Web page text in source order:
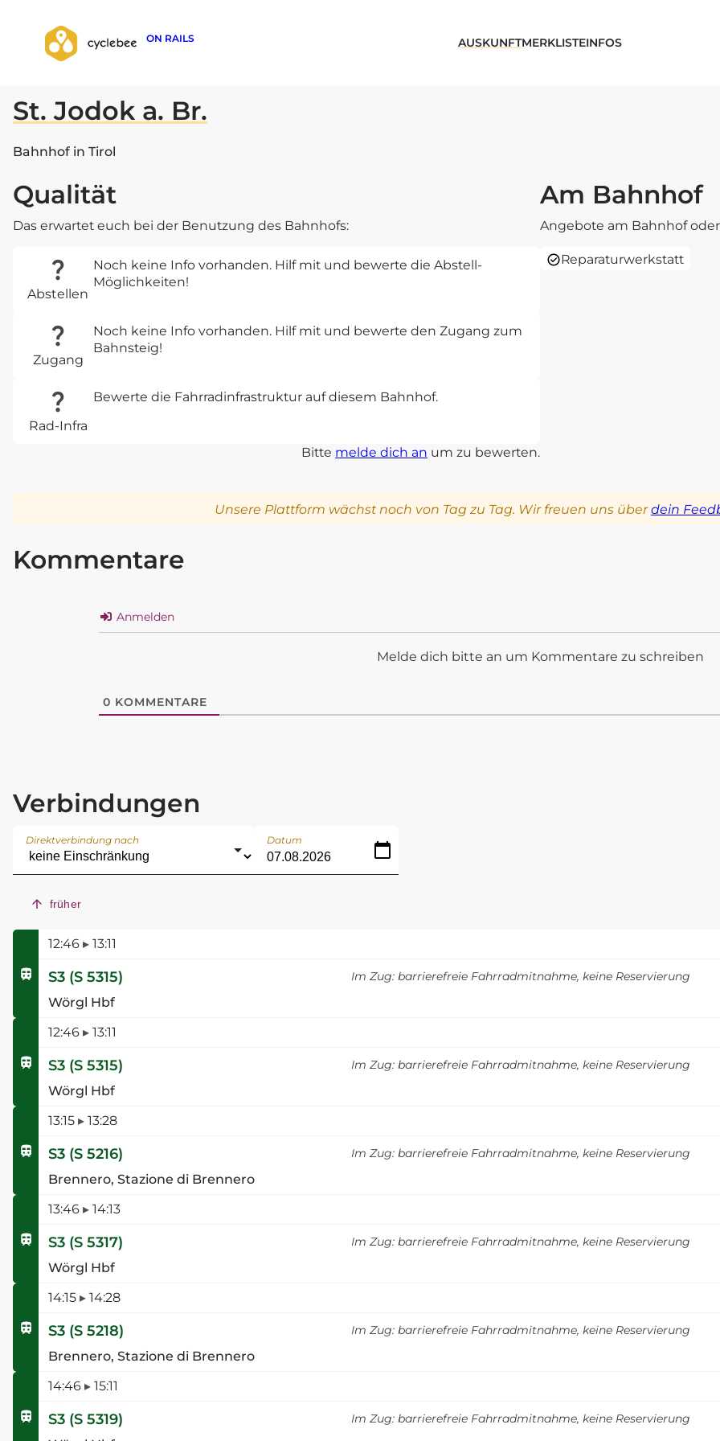
ON RAILS AUSKUNFTMERKLISTEINFOS
zurück zur Suche
St. Jodok a. Br.
Bahnhof in Tirol
Qualität
Das erwartet euch bei der Benutzung des Bahnhofs:
Abstellen
Noch keine Info vorhanden. Hilf mit und bewerte die Abstell-
Möglichkeiten!
Zugang
Noch keine Info vorhanden. Hilf mit und bewerte den Zugang zum
Bahnsteig!
Rad-Infra
Bewerte die Fahrradinfrastruktur auf diesem Bahnhof.
Bitte melde dich an um zu bewerten.
Am Bahnhof
Angebote am Bahnhof
Reparaturwerkstatt
Unsere Plattform wächst noch von Tag zu Tag. Wir freuen uns überdein
Kommentare
Anmelden
Melde dich bitte an um Kommentare zu schreiben
0 KOMMENTARE
Verbindungen
Direktverbindung nach Datum
früher
12:46 ▸ 13:11
S3 (S 5315)
Wörgl Hbf
Im Zug: barrierefreie Fahrradmitnahme, keine Reservierung
12:46 ▸ 13:11
S3 (S 5315)
Wörgl Hbf
Im Zug: barrierefreie Fahrradmitnahme, keine Reservierung
13:15 ▸ 13:28
S3 (S 5216)
Brennero, Stazione di Brennero
Im Zug: barrierefreie Fahrradmitnahme, keine Reservierung
13:46 ▸ 14:13
S3 (S 5317)
Wörgl Hbf
Im Zug: barrierefreie Fahrradmitnahme, keine Reservierung
14:15 ▸ 14:28
S3 (S 5218)
Brennero, Stazione di Brennero
Im Zug: barrierefreie Fahrradmitnahme, keine Reservierung
14:46 ▸ 15:11
S3 (S 5319)
Im Zug: barrierefreie Fahrradmitnahme, keine Reservierung